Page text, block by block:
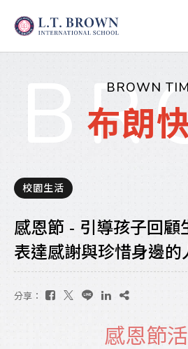
BROWN
布朗
校園生活
感恩節 - 引導孩子回顧
表達感謝與珍惜身邊的
分享：
感恩節